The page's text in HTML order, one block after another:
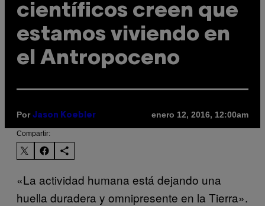
científicos creen que
estamos viviendo en
el Antropoceno
Por Jason Koebler enero 12, 2016, 12:00am
Compartir:
«La actividad humana está dejando una
huella duradera y omnipresente en la Tierra».